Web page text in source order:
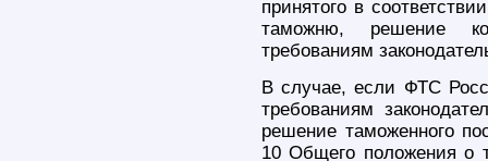
принятого в
таможню, решение
требованиям
В случае, если ФТС
требованиям
решение таможенного
10 Общего положения о